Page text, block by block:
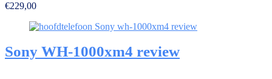
€229,00
Sony WH-1000xm4 review